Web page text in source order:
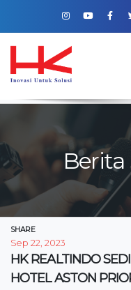
Berita
SHARE
Sep 22, 2023
HK REALTINDO
HOTEL ASTON